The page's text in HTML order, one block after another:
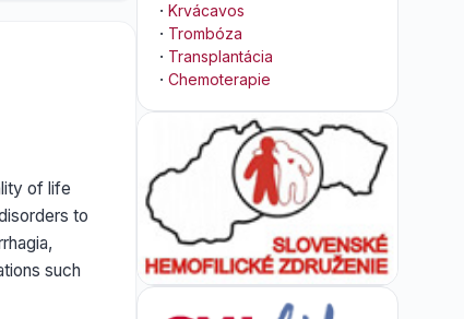
of life
to
such
· Krvácavos
· Trombóza
· Transplantácia
· Chemoterapie